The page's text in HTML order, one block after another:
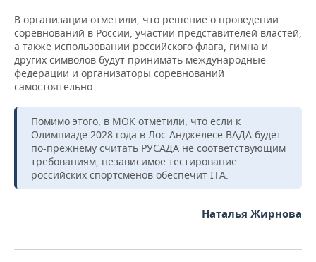
В организации отметили, что решение о проведении
соревнований в России, участии представителей властей,
а также использовании российского флага, гимна и
других символов будут принимать международные
федерации и организаторы соревнований
самостоятельно.
Помимо этого, в МОК отметили, что если к
Олимпиаде 2028 года в Лос-Анджелесе ВАДА будет
по-прежнему считать РУСАДА не соответствующим
требованиям, независимое тестирование
российских спортсменов обеспечит ITA.
Наталья Жирнова